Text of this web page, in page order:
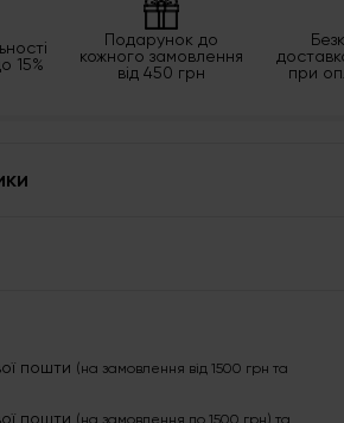
15%
Подарунок до
кожного замовлення
від 450 грн
при
пошти (на замовлення від 1500 грн та
пошти